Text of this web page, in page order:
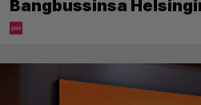
Bangbussinsa